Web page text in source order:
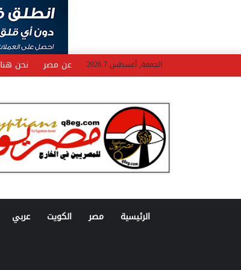
الجمعة, أغسطس 7 2026 عن مصر نحن هنا
الرئيسية مصر الكويت عربي